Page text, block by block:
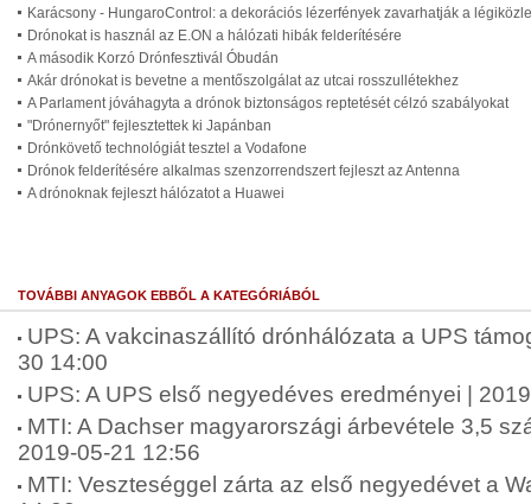
Karácsony - HungaroControl: a dekorációs lézerfények zavarhatják a
Drónokat is használ az E.ON a hálózati hibák felderítésére
A második Korzó Drónfesztivál Óbudán
Akár drónokat is bevetne a mentőszolgálat az utcai rosszullétekhez
A Parlament jóváhagyta a drónok biztonságos reptetését célzó szabályokat
"Drónernyőt" fejlesztettek ki Japánban
Drónkövető technológiát tesztel a Vodafone
Drónok felderítésére alkalmas szenzorrendszert fejleszt az Antenna
A drónoknak fejleszt hálózatot a Huawei
TOVÁBBI ANYAGOK EBBŐL A KATEGÓRIÁBÓL
UPS: A vakcinaszállító drónhálózata a UPS
30 14:00
UPS: A UPS első negyedéves eredményei |
MTI: A Dachser magyarországi árbevétele 3,5
2019-05-21 12:56
MTI: Veszteséggel zárta az első negyedévet a